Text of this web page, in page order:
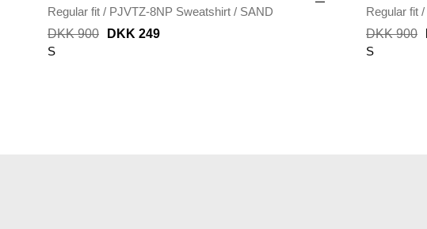
Regular fit / PJVTZ-8NP Sweatshirt / SAND
DKK 900
DKK 249
S
Regular fit /
BLÅ
DKK 900
S